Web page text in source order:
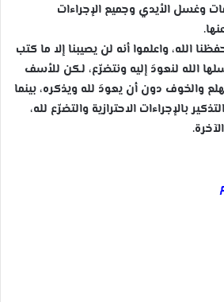
وغسل الأيدي وجميع الإجراءات
الله، واعلموا أنه لن يصيبنا إلا ما كتب
الله لنعودَ إليه ونتضرّع، لكن للأسف
والخوف دون أن يعودَ لله ويذكره، بينما
بالإجراءات الاحترازية والتضرّع لله،